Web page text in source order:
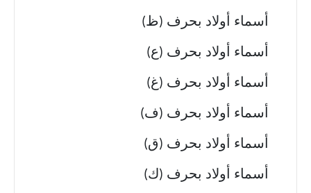
أسماء أولاد بحرف (ظ)
أسماء أولاد بحرف (ع)
أسماء أولاد بحرف (غ)
أسماء أولاد بحرف (ف)
أسماء أولاد بحرف (ق)
أسماء أولاد بحرف (ك)